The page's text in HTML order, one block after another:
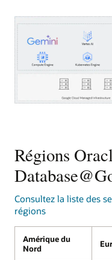
services
de
base
de
données
Oracle
sur
OCI
gérés
Régions
Consultez la liste des
régions
Amérique du
Nord